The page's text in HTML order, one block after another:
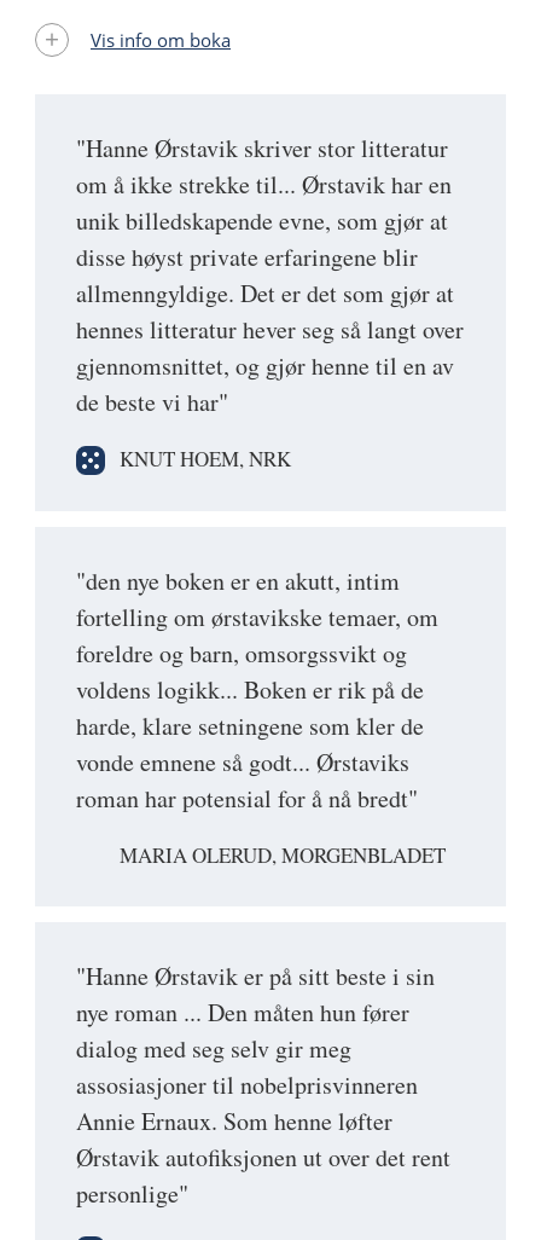
"Hanne Ørstavik skriver stor litteratur
om å ikke strekke til... Ørstavik har en
unik billed­skapende evne, som gjør at
disse høyst private erfaringene blir
allmenn­gyldige. Det er det som gjør at
hennes litteratur hever seg så langt over
gjennom­snittet, og gjør henne til en av
de beste vi har"
KNUT HOEM, NRK
"den nye boken er en akutt, intim
fortelling om ørstavikske temaer, om
foreldre og barn, omsorgssvikt og
voldens logikk... Boken er rik på de
harde, klare setningene som kler de
vonde emnene så godt... Ørstaviks
roman har potensial for å nå bredt"
MARIA OLERUD, MORGENBLADET
"Hanne Ørstavik er på sitt beste i sin
nye roman ... Den måten hun fører
dialog med seg selv gir meg
assosiasjoner til nobelprisvinneren
Annie Ernaux. Som henne løfter
Ørstavik autofiksjonen ut over det rent
personlige"
Vis info om boka